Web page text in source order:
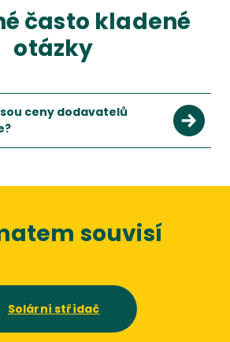
často kladené
otázky
ceny dodavatelů
souvisí
Solární střídač